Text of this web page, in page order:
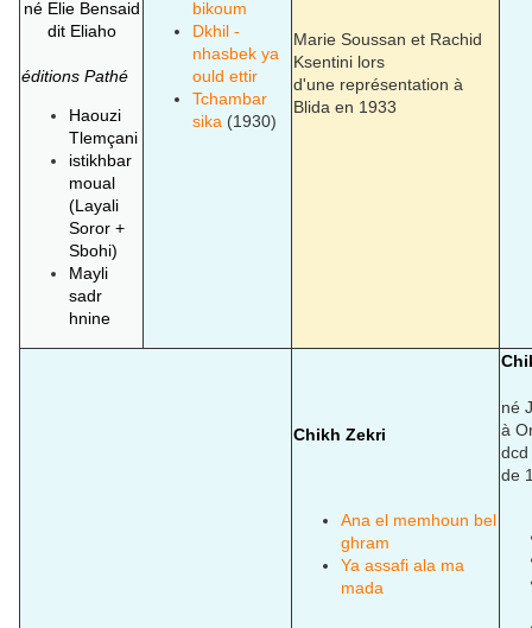
né Elie Bensaid
dit Eliaho
éditions Pathé
Haouzi
Tlemçani
istikhbar
moual
(Layali
Soror +
Sbohi)
Mayli
sadr
hnine
bikoum
Dkhil -
nhasbek ya
ould ettir
Tchambar
sika (1930)
Marie Soussan et Rachid
Ksentini lors
d'une représentation à
Blida en 1933
Chikh Zekri
Ana el memhoun bel
ghram
Ya assafi ala ma
mada
né
à
dcd
de